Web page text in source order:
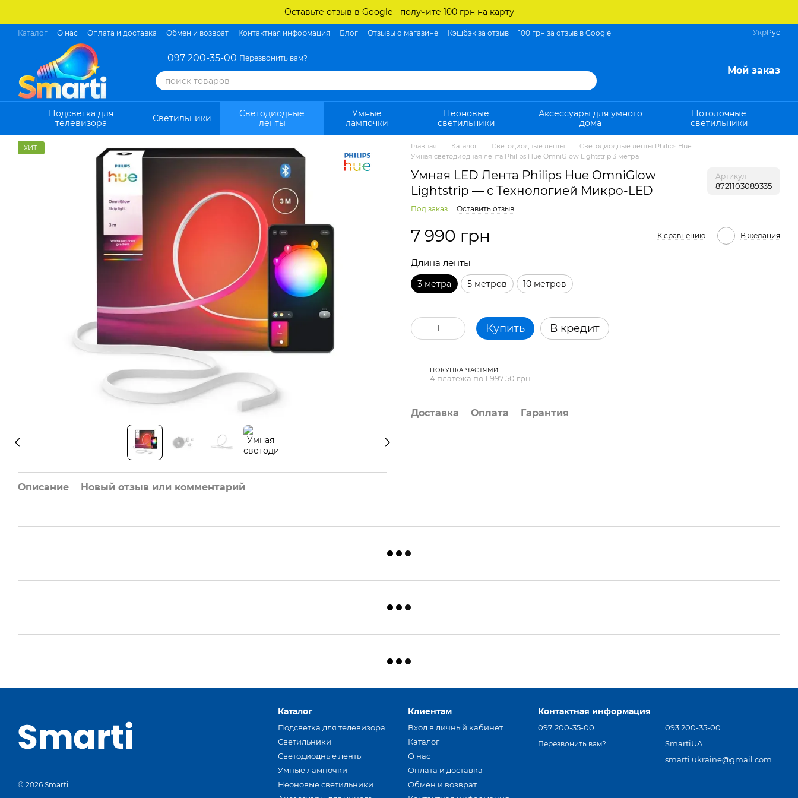
Оставьте отзыв в Google - получите 100 грн на карту
Каталог О нас Оплата и доставка Обмен и возврат Контактная информация Блог Отзывы о магазине Кэшбэк за отзыв 100 грн за отзыв в Google УкрРус
097 200-35-00 Перезвонить вам?
Мой заказ
Подсветка для
телевизора
Светильники
Светодиодные
ленты
Умные
лампочки
Неоновые
светильники
Аксессуары для умного
дома
Потолочные
светильники
ХИТ
Описание Новый отзыв или комментарий
Главная Каталог Светодиодные ленты
Светодиодные ленты Philips Hue
Умная светодиодная лента Philips Hue OmniGlow Lightstrip 3 метра
Умная LED Лента Philips Hue OmniGlow
Lightstrip — с Технологией Микро-LED
Артикул
8721103089335
Под заказ Оставить отзыв
7 990 грн К сравнению В желания
Длина ленты
3 метра 5 метров 10 метров
Купить В кредит
ПОКУПКА ЧАСТЯМИ
4 платежа по 1 997.50 грн
Доставка Оплата Гарантия
© 2026 Smarti
Каталог
Подсветка для телевизора
Светильники
Светодиодные ленты
Умные лампочки
Неоновые светильники
Клиентам
Вход в личный кабинет
Каталог
О нас
Оплата и доставка
Обмен и возврат
Контактная информация
097 200-35-00
Перезвонить вам?
093 200-35-00
SmartiUA
smarti.ukraine@gmail.com